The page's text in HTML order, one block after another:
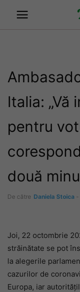
Italia:
pentru
două
De către Daniela Stoica -
Joi, 22 octombrie
străinătate se pot
la alegerile
cazurilor de
Europa, iar